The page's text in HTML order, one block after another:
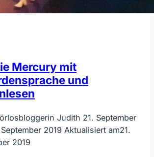
Mercury mit
und
Judith 21. September
2019 Aktualisiert am21.
2019